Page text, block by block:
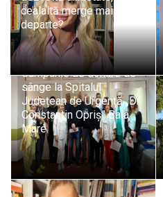
cealaltă merge mai
departe?
Campanie de donare de
sânge la Spitalul
Județean de Urgență „Dr.
Constantin Opriș” Baia
Mare